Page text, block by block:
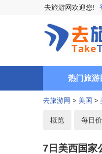
去旅游网欢迎您!
热门旅游
去旅游网 > 美国 >
概览 每日
7日美西国家